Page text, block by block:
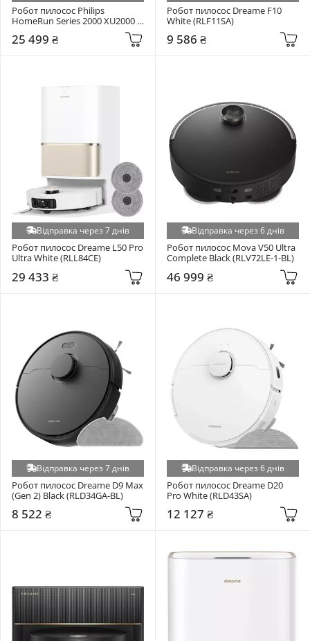
Робот пилосос Philips
HomeRun Series 2000 XU2000
25 499 ₴
Робот пилосос Dreame F10
White (RLF11SA)
9 586 ₴
Відправка через 7 днів
Робот пилосос Dreame L50 Pro
Ultra White (RLL84CE)
29 433 ₴
Відправка через 6 днів
Робот пилосос Mova V50 Ultra
Complete Black (RLV72LE-1-BL)
46 999 ₴
Відправка через 7 днів
Робот пилосос Dreame D9 Max
(Gen 2) Black (RLD34GA-BL)
8 522 ₴
Відправка через 6 днів
Робот пилосос Dreame D20
Pro White (RLD43SA)
12 127 ₴